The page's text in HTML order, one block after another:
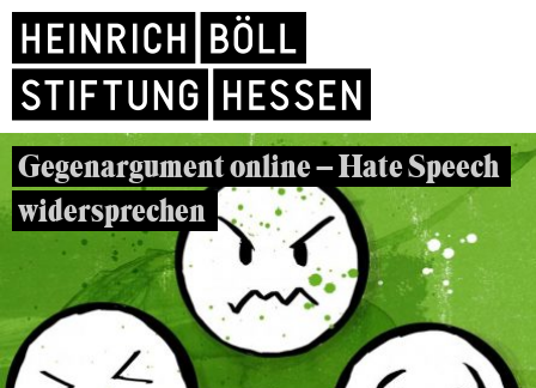
Gegenargument online – Hate Speech
widersprechen